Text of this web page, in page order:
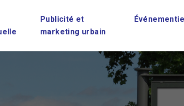
Publicité et
marketing urbain